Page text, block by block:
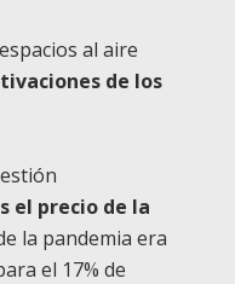
al aire
de los
el precio de la
la pandemia era
el 17% de